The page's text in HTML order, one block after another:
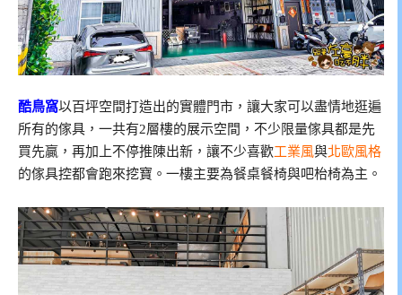
酷鳥窩以百坪空間打造出的實體門市，讓大家可以盡情地逛遍
所有的傢具，一共有2層樓的展示空間，不少限量傢具都是先
買先贏，再加上不停推陳出新，讓不少喜歡工業風與北歐風格
的傢具控都會跑來挖寶。一樓主要為餐桌餐椅與吧枱椅為主。